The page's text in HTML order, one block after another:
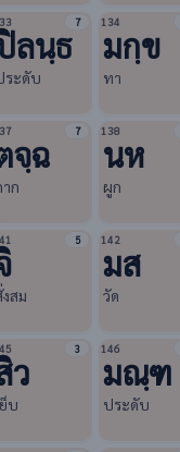
7
ลนฺธ
ระดับ
134
มกฺข
ทา
7
จฺฉ
ก
138
นห
ผูก
5
สม
142
มส
วัด
3
ว
บ
146
มณฺฑ
ประดับ